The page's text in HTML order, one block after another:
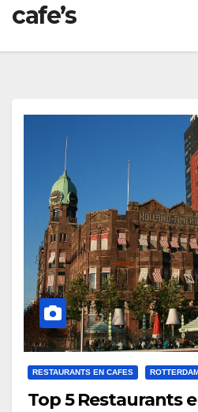
cafe’s
RESTAURANTS EN CAFES
Top 5 Restaurants